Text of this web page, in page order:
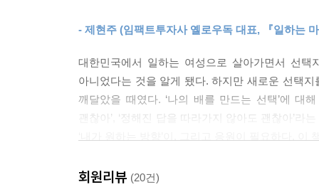
고 생각한다. 그런 이야기를 들을 가치가 있는 사
--- 「이수인 ‘에누마’ 대표」 중에서
새로운 일터의 형식과 일하는 방식을 고민하는 ‘프
자신의 일터를 스스로 만든 여성들을 만나다
『나는 오늘도 내가 만든 일터에 출근합니다
실험’이었다. 이를 통해 한 개인이 자신의 일에
- 제현주 (임팩트투자사 옐로우독 대표, 『일하는
대한민국에서 일하는 여성으로 살아가면서 선
아니었다는 것을 알게 됐다. 하지만 새로운 선택
깨달았을 때였다. ‘나의 배를 만드는 선택’에 대
괜찮아’, ‘정해진 답을 따라가지 않아도 괜찮아’
회원리뷰 (20건)